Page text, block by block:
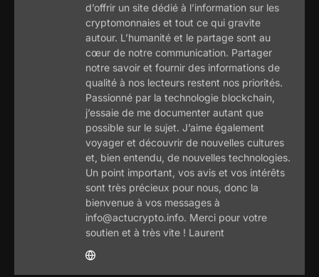
d’offrir un site dédié à l’information sur les
cryptomonnaies et tout ce qui gravite
autour. L’humanité et le partage sont au
cœur de notre communication. Partager
notre savoir et fournir des informations de
qualité à nos lecteurs restent nos priorités.
Passionné par la technologie blockchain,
j’essaie de me documenter autant que
possible sur le sujet. J’aime également
voyager et découvrir de nouvelles cultures
et, bien entendu, de nouvelles technologies.
Un point important, vos avis et vos intérêts
sont très précieux pour nous, donc la
bienvenue à vos messages à
info@actucrypto.info. Merci pour votre
soutien et à très vite ! Laurent